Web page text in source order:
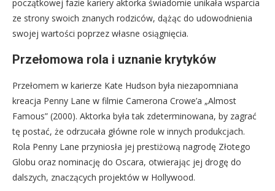
początkowej fazie kariery aktorka świadomie unikała wsparcia
ze strony swoich znanych rodziców, dążąc do udowodnienia
swojej wartości poprzez własne osiągnięcia.
Przełomowa rola i uznanie krytyków
Przełomem w karierze Kate Hudson była niezapomniana
kreacja Penny Lane w filmie Camerona Crowe’a „Almost
Famous” (2000). Aktorka była tak zdeterminowana, by zagrać
tę postać, że odrzucała główne role w innych produkcjach.
Rola Penny Lane przyniosła jej prestiżową nagrodę Złotego
Globu oraz nominację do Oscara, otwierając jej drogę do
dalszych, znaczących projektów w Hollywood.